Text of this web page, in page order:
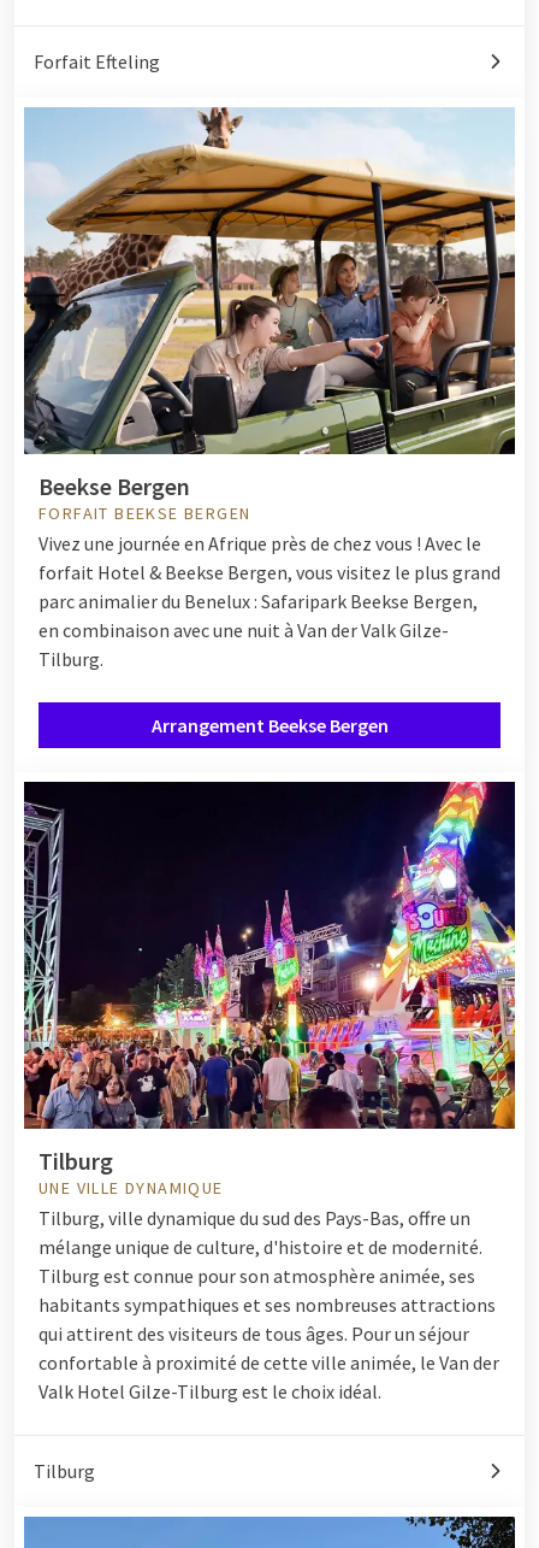
Forfait Efteling
Beekse Bergen
FORFAIT BEEKSE BERGEN
Vivez une journée en Afrique près de chez vous ! Avec le
forfait Hotel & Beekse Bergen, vous visitez le plus grand
parc animalier du Benelux : Safaripark Beekse Bergen,
en combinaison avec une nuit à Van der Valk Gilze-
Tilburg.
Arrangement Beekse Bergen
Tilburg
UNE VILLE DYNAMIQUE
Tilburg, ville dynamique du sud des Pays-Bas, offre un
mélange unique de culture, d'histoire et de modernité.
Tilburg est connue pour son atmosphère animée, ses
habitants sympathiques et ses nombreuses attractions
qui attirent des visiteurs de tous âges. Pour un séjour
confortable à proximité de cette ville animée, le Van der
Valk Hotel Gilze-Tilburg est le choix idéal.
Tilburg